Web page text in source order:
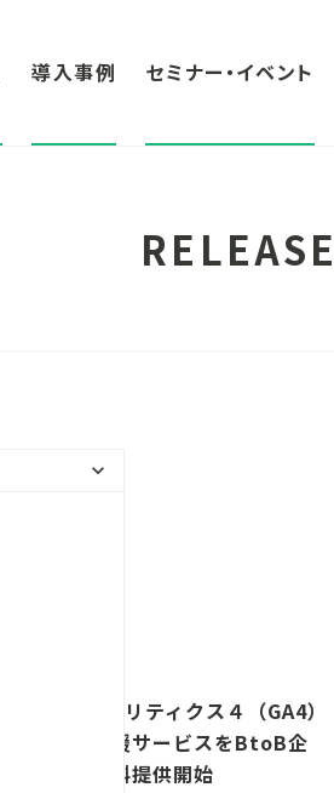
導入事例 セミナー・イベント
RELEASE
keyboard_arrow_down
Googleアナリティクス４（GA4）
への移行支援サービスをBtoB企
業向けに無料提供開始